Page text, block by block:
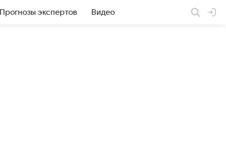
Прогнозы экспертов Видео